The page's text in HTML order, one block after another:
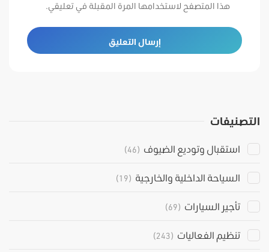
هذا المتصفح لاستخدامها المرة المقبلة في تعليقي.
التصنيفات
استقبال وتوديع الضيوف (46)
السياحة الداخلية والخارجية (19)
تأجير السيارات (69)
تنظيم الفعاليات (243)